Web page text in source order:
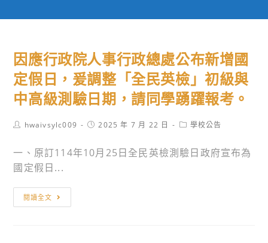
因應行政院人事行政總處公布新增國
定假日，爰調整「全民英檢」初級與
中高級測驗日期，請同學踴躍報考。
Posthwaivsylc009
Post2025 年 7 月 22 日
Post學校公告
一、原訂114年10月25日全民英檢測驗日政府宣布為
國定假日...
閱讀全文
應